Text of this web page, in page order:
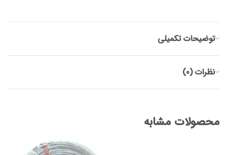
توضیحات تکمیلی
نظرات (0)
محصولات مشابه